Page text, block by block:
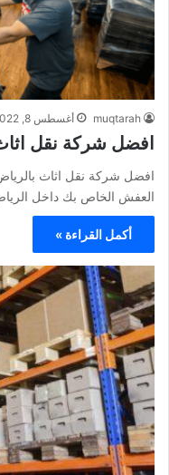
muqtarah أغسطس 8, 2022
افضل شركة نقل
افضل شركة نقل اثاث
العفش الخاص بك داخل
أكمل القراءة »